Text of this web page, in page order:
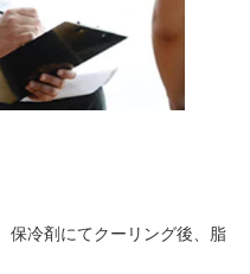
保冷剤にてクーリング後、脂